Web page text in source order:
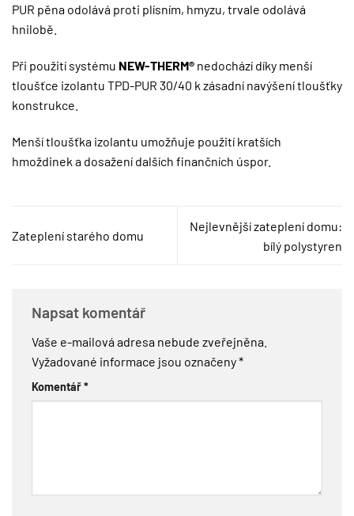
PUR pěna odolává proti plísním, hmyzu, trvale odolává
hnilobě.
Při použití systému NEW-THERM® nedochází díky menší
tloušťce izolantu TPD-PUR 30/40 k zásadní navýšení tloušťky
konstrukce.
Menší tloušťka izolantu umožňuje použití kratších
hmoždinek a dosažení dalších finančních úspor.
Zateplení starého domu
Nejlevnější zateplení domu:
bílý polystyren
Napsat komentář
Vaše e-mailová adresa nebude zveřejněna.
Vyžadované informace jsou označeny*
Komentář*